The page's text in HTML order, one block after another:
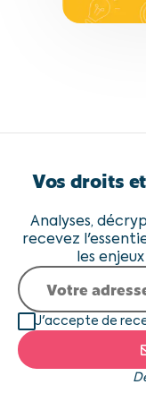
Vos droits
Analyses,
recevez
les
J'accepte de